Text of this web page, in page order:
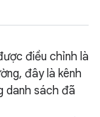
điều chỉnh là
đây là kênh
danh sách đã